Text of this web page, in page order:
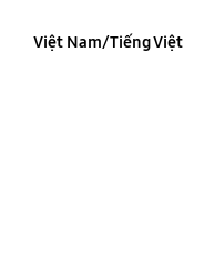
Việt Nam/Tiếng Việt